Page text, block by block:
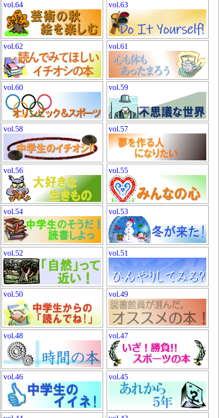
vol.64 vol.63
vol.62 vol.61
vol.60 vol.59
vol.58 vol.57
vol.56 vol.55
vol.54 vol.53
vol.52 vol.51
vol.50 vol.49
vol.48 vol.47
vol.46 vol.45